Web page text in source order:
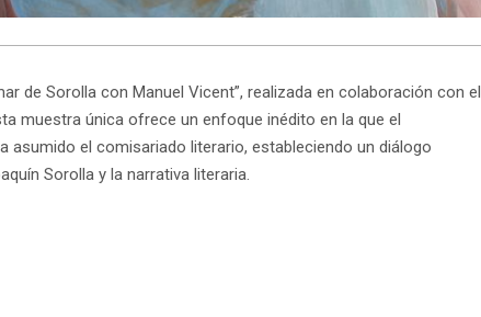
de Sorolla con Manuel Vicent”, realizada en colaboración con el
muestra única ofrece un enfoque inédito en la que el
asumido el comisariado literario, estableciendo un diálogo
Sorolla y la narrativa literaria.